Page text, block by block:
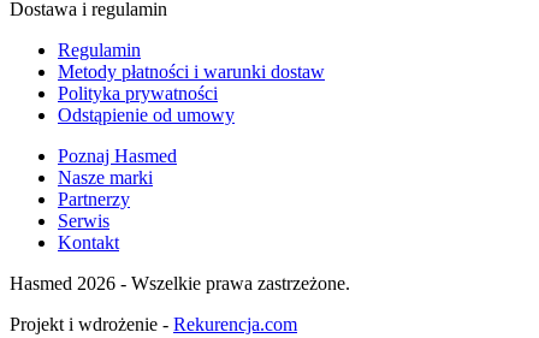
Dostawa i regulamin
Regulamin
Metody płatności i warunki dostaw
Polityka prywatności
Odstąpienie od umowy
Poznaj Hasmed
Nasze marki
Partnerzy
Serwis
Kontakt
Hasmed 2026 - Wszelkie prawa zastrzeżone.
Projekt i wdrożenie - Rekurencja.com